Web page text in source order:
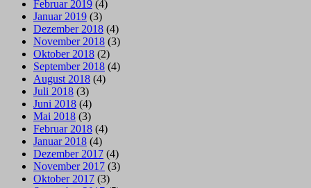
Februar 2019 (4)
Januar 2019 (3)
Dezember 2018 (4)
November 2018 (3)
Oktober 2018 (2)
September 2018 (4)
August 2018 (4)
Juli 2018 (3)
Juni 2018 (4)
Mai 2018 (3)
Februar 2018 (4)
Januar 2018 (4)
Dezember 2017 (4)
November 2017 (3)
Oktober 2017 (3)